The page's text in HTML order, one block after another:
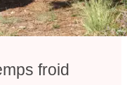
froid